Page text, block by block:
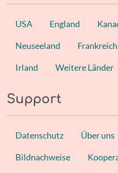
USA England
Neuseeland Frankreich
Irland Weitere Länder
Support
Datenschutz Über uns
Bildnachweise